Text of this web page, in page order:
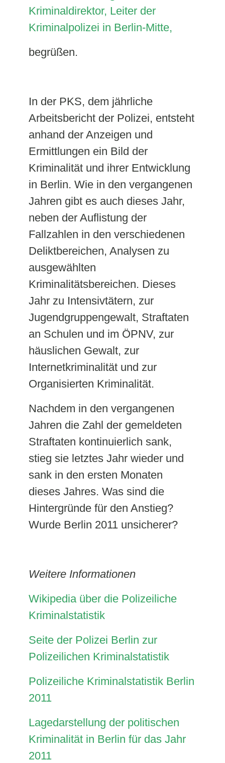
Kriminaldirektor, Leiter der
Kriminalpolizei in Berlin-Mitte,
begrüßen.
In der PKS, dem jährliche
Arbeitsbericht der Polizei, entsteht
anhand der Anzeigen und
Ermittlungen ein Bild der
Kriminalität und ihrer Entwicklung
in Berlin. Wie in den vergangenen
Jahren gibt es auch dieses Jahr,
neben der Auflistung der
Fallzahlen in den verschiedenen
Deliktbereichen, Analysen zu
ausgewählten
Kriminalitätsbereichen. Dieses
Jahr zu Intensivtätern, zur
Jugendgruppengewalt, Straftaten
an Schulen und im ÖPNV, zur
häuslichen Gewalt, zur
Internetkriminalität und zur
Organisierten Kriminalität.
Nachdem in den vergangenen
Jahren die Zahl der gemeldeten
Straftaten kontinuierlich sank,
stieg sie letztes Jahr wieder und
sank in den ersten Monaten
dieses Jahres. Was sind die
Hintergründe für den Anstieg?
Wurde Berlin 2011 unsicherer?
Weitere Informationen
Wikipedia über die Polizeiliche
Kriminalstatistik
Seite der Polizei Berlin zur
Polizeilichen Kriminalstatistik
Polizeiliche Kriminalstatistik Berlin
2011
Lagedarstellung der politischen
Kriminalität in Berlin für das Jahr
2011